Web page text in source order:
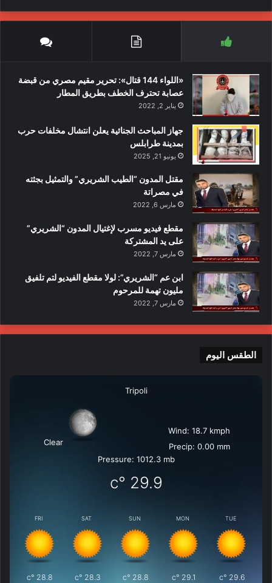
«اللواء 144 قتال»: تحرير مقيم مصري من قبضة
عصابة تحترف الخطف بطريق المطار
يناير 2, 2022
جهاز المباحث الجنائية يعلن انتشال مخلفات حرب
بمدينة طرابلس
يونيو 21, 2025
مقتل المدون “الطيب الشريري” والتمثيل بجثته
في مصراتة
مارس 6, 2022
مقطع فيديو مسرب لإغتيال المدون “الشريري”
على يد المشتركة
مارس 7, 2022
ابن عم “الشريري”: لولا مقطع الفيديو لتم تلفيق
مليون تهمة للمرحوم
مارس 7, 2022
الطقس اليوم
Tripoli
Clear
Wind: 18.7 kmph
Precip: 0.00 mm
Pressure: 1012.3 mb
29.9
°c
FRI
28.8
°c
SAT
28.3
°c
SUN
28.8
°c
MON
29.1
°c
TUE
29.6
°c